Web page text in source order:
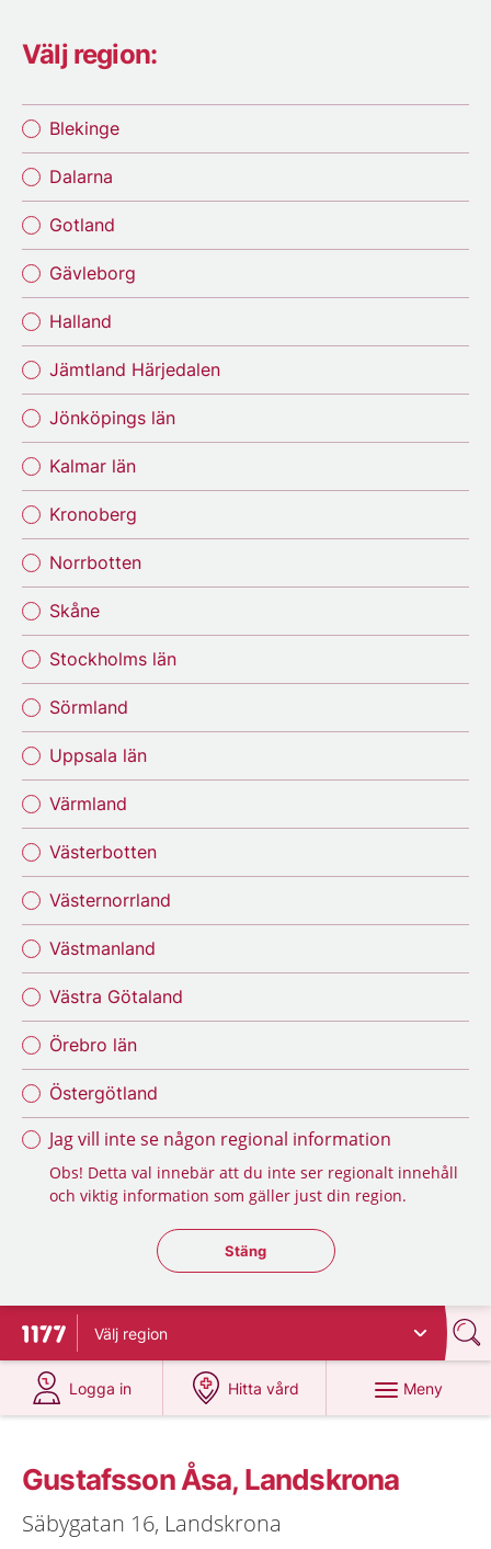
Välj region:
Blekinge
Dalarna
Gotland
Gävleborg
Halland
Jämtland Härjedalen
Jönköpings län
Kalmar län
Kronoberg
Norrbotten
Skåne
Stockholms län
Sörmland
Uppsala län
Värmland
Västerbotten
Västernorrland
Västmanland
Västra Götaland
Örebro län
Östergötland
Jag vill inte se någon regional information
Obs! Detta val innebär att du inte ser regionalt innehåll
och viktig information som gäller just din region.
Stäng regionsväljaren
Stäng
Till startsidan för 1177
Välj region
Logga in
på 1177.se
Hitta vård
på 1177.se
Meny
Gustafsson Åsa, Landskrona
Säbygatan 16, Landskrona